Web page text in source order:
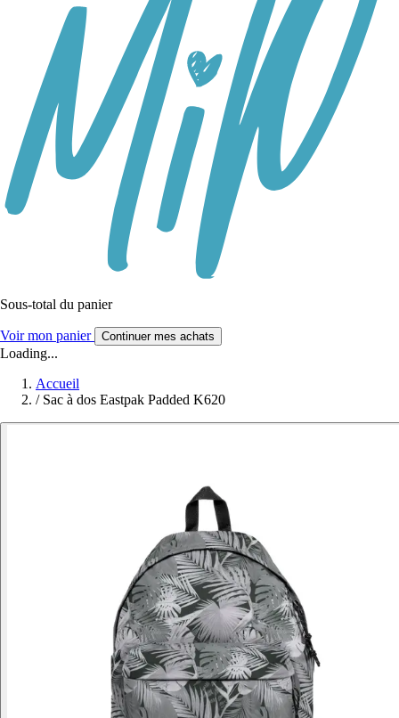
Sous-total du panier
Voir mon panier Continuer mes achats
Loading...
Accueil
/ Sac à dos Eastpak Padded K620